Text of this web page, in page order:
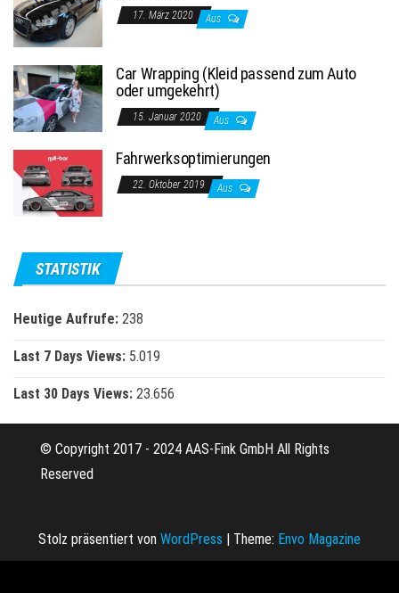
17. März 2020 Aus
Car Wrapping (Kleid passend zum Auto
oder umgekehrt)
15. Januar 2020 Aus
Fahrwerksoptimierungen
22. Oktober 2019 Aus
STATISTIK
Heutige Aufrufe: 238
Last 7 Days Views: 5.019
Last 30 Days Views: 23.656
© Copyright 2017 - 2024 AAS-Fink GmbH All Rights
Reserved
Stolz präsentiert von WordPress | Theme: Envo Magazine